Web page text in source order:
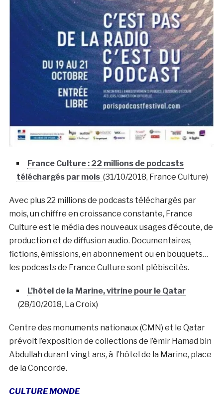
France Culture : 22 millions de podcasts
téléchargés par mois (31/10/2018, France Culture)
Avec plus 22 millions de podcasts téléchargés par
mois, un chiffre en croissance constante, France
Culture est le média des nouveaux usages d’écoute, de
production et de diffusion audio. Documentaires,
fictions, émissions, en abonnement ou en bouquets…
les podcasts de France Culture sont plébiscités.
L’hôtel de la Marine, vitrine pour le Qatar
(28/10/2018, La Croix)
Centre des monuments nationaux (CMN) et le Qatar
prévoit l’exposition de collections de l’émir Hamad bin
Abdullah durant vingt ans, à l’hôtel de la Marine, place
de la Concorde.
CULTURE MONDE